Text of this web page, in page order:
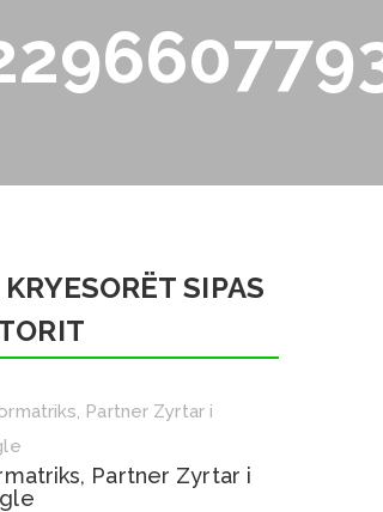
SIPAS
Partner Zyrtar i